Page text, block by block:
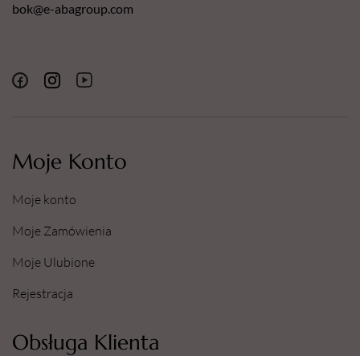
Moje Konto
Moje konto
Moje Zamówienia
Moje Ulubione
Rejestracja
Obsługa Klienta
bok@e-abagroup.com